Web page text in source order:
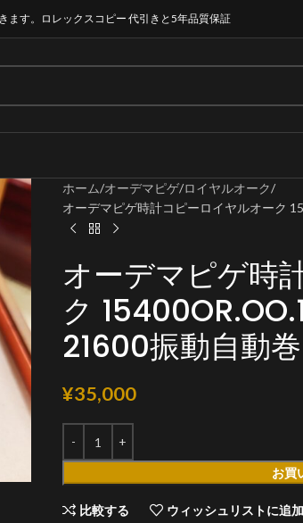
ます。ロレックスコピー 代引きと5年品質保証
ホーム オーデマピゲ ロイヤルオーク
オーデマピゲ時計コピーロイヤルオーク
オーデマピゲ時
ク
21600振動自動
¥35,000
お買
比較する ウィッシュリストに追